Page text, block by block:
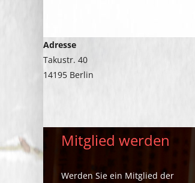
Adresse
Takustr. 40
14195 Berlin
Mitglied werden
Werden Sie ein Mitglied der